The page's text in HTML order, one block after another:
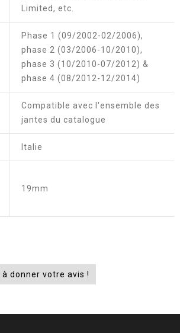
Limited, etc.
Phase 1 (09/2002-02/2006),
phase 2 (03/2006-10/2010),
phase 3 (10/2010-07/2012) &
phase 4 (08/2012-12/2014)
Compatible avec l'ensemble des
jantes du catalogue
Italie
19mm
donner votre avis !